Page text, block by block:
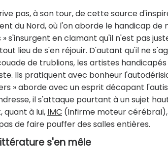
pas, à son tour, de cette source
du Nord, où l'on aborde le handicap de
s'insurgent en clamant qu'il n'est pas
lieu de s'en réjouir. D'autant qu'il ne
de trublions, les artistes
Ils pratiquent avec bonheur
» aborde avec un esprit décapant
il s'attaque pourtant à un sujet
quant à lui, IMC (Infirme moteur
de faire pouffer des salles entières.
s'en mêle